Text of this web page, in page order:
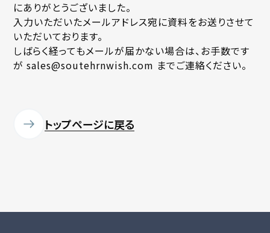
にありがとうございました。
入力いただいたメールアドレス宛に資料をお送りさせて
いただいております。
しばらく経ってもメールが届かない場合は、お手数です
が sales@soutehrnwish.com までご連絡ください。
トップページに戻る